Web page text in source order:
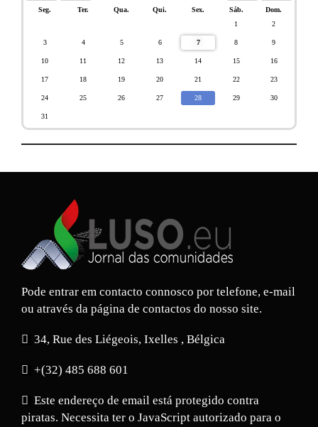
Seg. Ter. Qua. Qui. Sex. Sáb.
Dom.
1
2
3 4 5 6 7 8 9
10 11 12 13 14 15 16
17 18 19 20 21 22 23
24 25 26 27 28 29 30
31
Pode entrar em contacto connosco por telefone, e-mail
ou através da página de contactos do nosso site.
34, Rue des Liégeois, Ixelles , Bélgica
+(32) 485 688 601
Este endereço de email está protegido contra
piratas. Necessita ter o JavaScript autorizado para o